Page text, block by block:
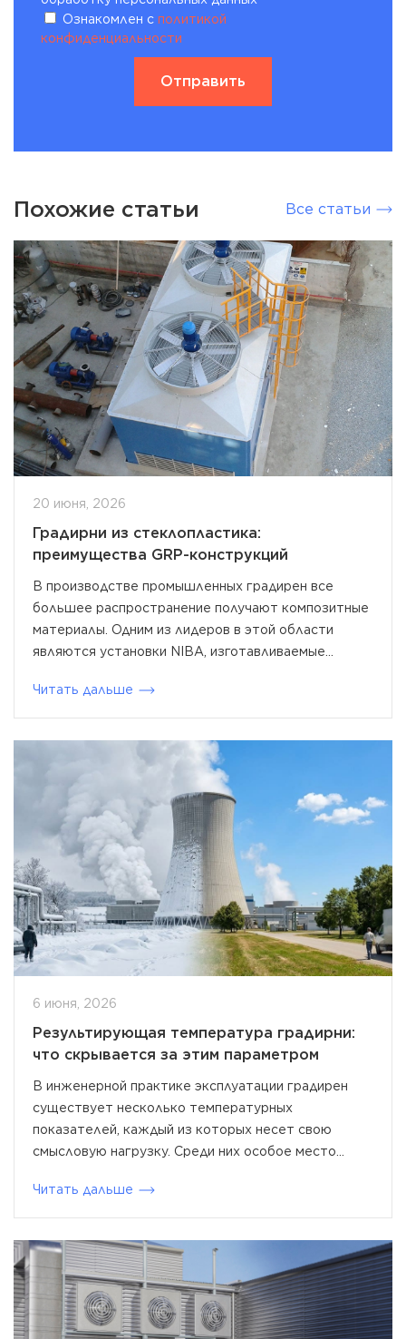
Ознакомлен с политикой
конфиденциальности
Похожие статьи Все статьи
20 июня, 2026
Градирни из стеклопластика:
преимущества GRP-конструкций
В производстве промышленных градирен все
большее распространение получают композитные
материалы. Одним из лидеров в этой области
являются установки NIBA, изготавливаемые...
Читать дальше
6 июня, 2026
Результирующая температура градирни:
что скрывается за этим параметром
В инженерной практике эксплуатации градирен
существует несколько температурных
показателей, каждый из которых несет свою
смысловую нагрузку. Среди них особое место...
Читать дальше